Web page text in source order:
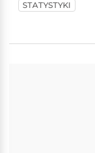
STATYSTYKI